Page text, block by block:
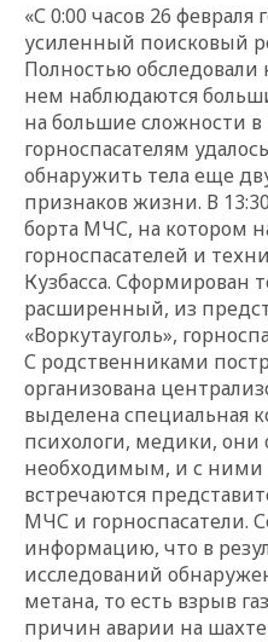
«С 0:00 часов 26 февраля
усиленный поисковый
Полностью
нем наблюдаются
на большие сложности
горноспасателям
обнаружить тела еще
признаков жизни. В
борта МЧС, на котором
горноспасателей и
Кузбасса. Сформирован
расширенный, из
«Воркутауголь»,
С родственниками
организована
выделена специальная
психологи, медики, они
необходимым, и с ними
встречаются
МЧС и горноспасатели.
информацию, что в
исследований
метана, то есть взрыв
причин аварии на шахте